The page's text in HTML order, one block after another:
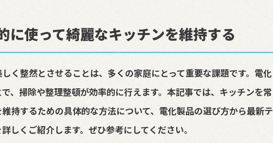
に使って綺麗なキッチンを維持する
く整然とさせることは、多くの家庭にとって重要な課題です。電化
、掃除や整理整頓が効率的に行えます。本記事では、キッチンを常
持するための具体的な方法について、電化製品の選び方から最新テ
しくご紹介します。ぜひ参考にしてください。